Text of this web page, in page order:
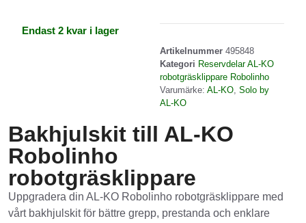
Endast 2 kvar i lager
Artikelnummer 495848
Kategori Reservdelar AL-KO
robotgräsklippare Robolinho
Varumärke: AL-KO, Solo by
AL-KO
Bakhjulskit till AL-KO
Robolinho
robotgräsklippare
Uppgradera din AL-KO Robolinho robotgräsklippare med
vårt bakhjulskit för bättre grepp, prestanda och enklare